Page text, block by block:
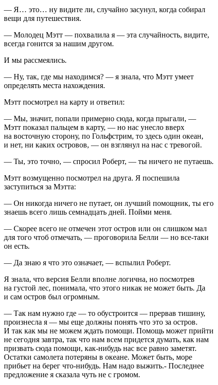
— Я… это… ну видите ли, случайно засунул, когда собирал
вещи для путешествия.
— Молодец Мэтт — похвалила я — эта случайность, видите,
всегда гонится за нашим другом.
И мы рассмеялись.
— Ну, так, где мы находимся? — я знала, что Мэтт умеет
определять места нахождения.
Мэтт посмотрел на карту и ответил:
— Мы, значит, попали примерно сюда, когда прыгали, —
Мэтт показал пальцем в карту, — но нас унесло вверх
на восточную сторону, по Гольфстрим, то здесь один океан,
и нет, ни каких островов, — он взглянул на нас с тревогой.
— Ты, это точно, — спросил Роберт, — ты ничего не путаешь.
Мэтт возмущенно посмотрел на друга. Я поспешила
заступиться за Мэтта:
— Он никогда ничего не путает, он лучший помощник, ты его
знаешь всего лишь семнадцать дней. Пойми меня.
— Скорее всего не отмечен этот остров или он слишком мал
для того чтоб отмечать, — проговорила Белли — но все-таки
он есть.
— Да знаю я что это означает, — вспылил Роберт.
Я знала, что версия Белли вполне логична, но посмотрев
на густой лес, понимала, что этого никак не может быть. Да
и сам остров был огромным.
— Так нам нужно где — то обустроится — прервав тишину,
произнесла я — мы еще должны понять что это за остров.
И так как мы не можем ждать помощи. Помощь может прийти
не сегодня завтра, так что нам всем придется думать, как нам
призвать сюда помощи, как-нибудь нас все равно заметят.
Остатки самолета потеряны в океане. Может быть, море
прибьет на берег что-нибудь. Нам надо выжить.- Последнее
предложение я сказала чуть не с громом.